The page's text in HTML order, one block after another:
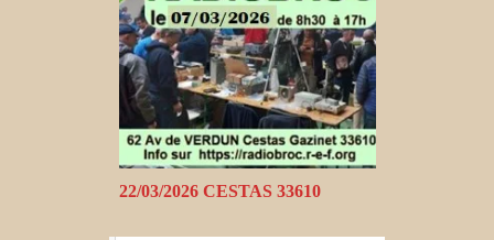
22/03/2026 CESTAS 33610